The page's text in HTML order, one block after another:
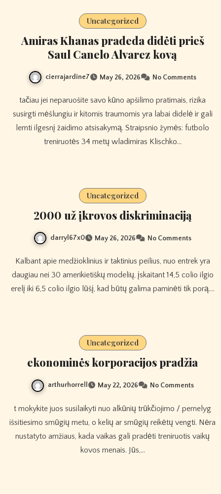
Uncategorized
Amiras Khanas pradeda didėti prieš
Saul Canelo Alvarez kovą
cierrajardine7 May 26, 2026 No Comments
tačiau jei neparuošite savo kūno apšilimo pratimais, rizika
susirgti mėšlungiu ir kitomis traumomis yra labai didelė ir gali
lemti ilgesnį žaidimo atsisakymą. Straipsnio žymės: futbolo
treniruotės 34 metų wladimiras Klischko…
Uncategorized
2000 už įkrovos diskriminaciją
darryl67x0 May 26, 2026 No Comments
Kalbant apie medžioklinius ir taktinius peilius, nuo entrek yra
daugiau nei 30 amerikietiškų modelių, įskaitant 14,5 colio ilgio
erelį iki 6,5 colio ilgio lūšį, kad būtų galima paminėti tik porą.…
Uncategorized
ekonominės korporacijos pradžia
arthurhorrell May 22, 2026 No Comments
t mokykite juos susilaikyti nuo alkūnių trūkčiojimo / pernelyg
išsitiesimo smūgių metu, o kelių ar smūgių reikėtų vengti. Nėra
nustatyto amžiaus, kada vaikas gali pradėti treniruotis vaikų
kovos menais. Jūs,…